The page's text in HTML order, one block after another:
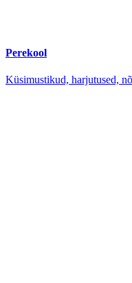
Perekool
Küsimustikud, harjutused,